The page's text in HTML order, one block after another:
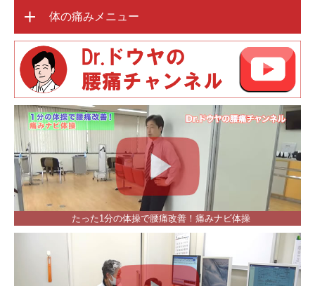
体の痛みメニュー
たった1分の体操で腰痛改善！痛みナビ体操